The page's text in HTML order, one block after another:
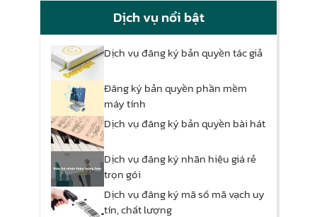
Dịch vụ nổi bật
Dịch vụ đăng ký bản quyền tác giả
Đăng ký bản quyền phần mềm
máy tính
Dịch vụ đăng ký bản quyền bài hát
Dịch vụ đăng ký nhãn hiệu giá rẻ
trọn gói
Dịch vụ đăng ký mã số mã vạch uy
tín, chất lượng